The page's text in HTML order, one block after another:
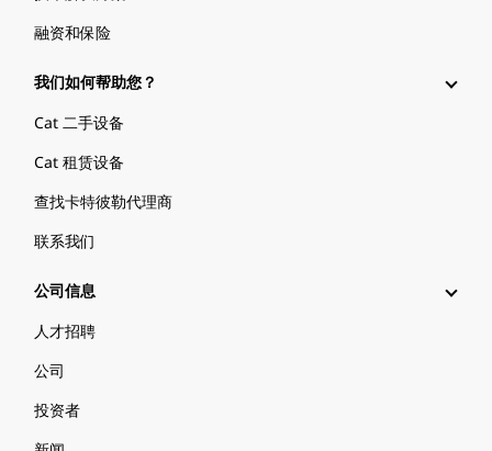
融资和保险
我们如何帮助您？
Cat 二手设备
Cat 租赁设备
查找卡特彼勒代理商
联系我们
公司信息
人才招聘
公司
投资者